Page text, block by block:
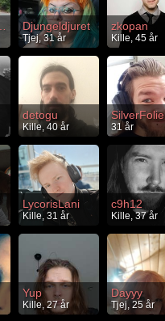
Djungeldjuret
Tjej, 31 år
zkopan
Kille, 45 år
detogu
Kille, 40 år
SilverFolie
31 år
LycorisLani
Kille, 31 år
c9h12
Kille, 37 år
Yup
Kille, 27 år
Dayyy
Tjej, 25 år